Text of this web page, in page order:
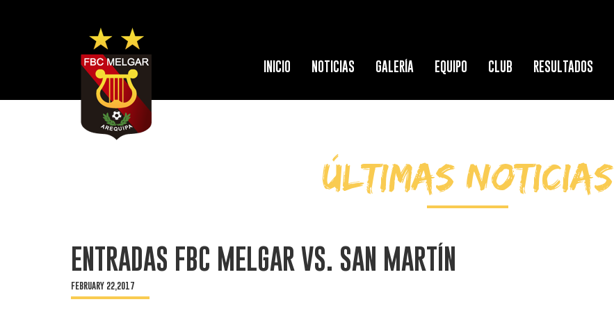
INICIO NOTICIAS GALERÍA EQUIPO CLUB RESULTADOS
ÚLTIMAS NOTICIAS
ENTRADAS FBC MELGAR VS. SAN MARTÍN
FEBRUARY 22,2017